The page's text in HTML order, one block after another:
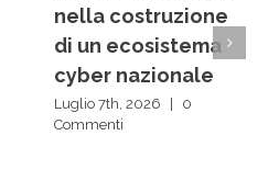
centri decisionali:
la rivoluzione
silenziosa delle IA
Luglio 1st, 2026
0
Commenti